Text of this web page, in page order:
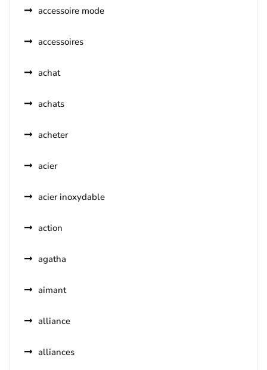
accessoire mode
accessoires
achat
achats
acheter
acier
acier inoxydable
action
agatha
aimant
alliance
alliances